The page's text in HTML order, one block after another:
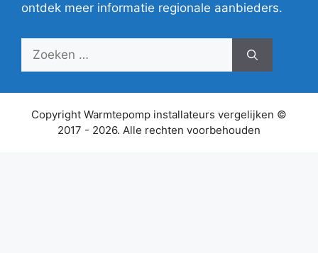
ontdek meer informatie regionale aanbieders.
Zoek
Copyright Warmtepomp installateurs vergelijken ©
2017 - 2026. Alle rechten voorbehouden